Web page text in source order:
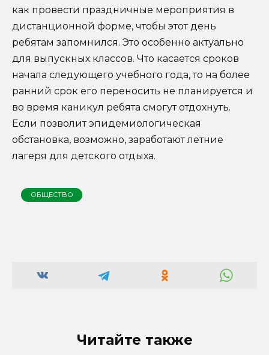
как провести праздничные мероприятия в
дистанционной форме, чтобы этот день
ребятам запомнился. Это особенно актуально
для выпускных классов. Что касается сроков
начала следующего учебного года, то на более
ранний срок его переносить не планируется и
во время каникул ребята смогут отдохнуть.
Если позволит эпидемиологическая
обстановка, возможно, заработают летние
лагеря для детского отдыха.
ОБЩЕСТВО
Читайте также